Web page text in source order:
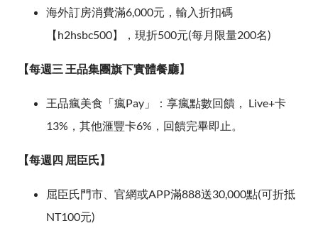
海外訂房消費滿6,000元，輸入折扣碼
【h2hsbc500】，現折500元(每月限量200名)
【每週三 王品集團旗下實體餐廳】
王品瘋美食「瘋Pay」：享瘋點數回饋， Live+卡
13%，其他滙豐卡6%，回饋完畢即止。
【每週四 屈臣氏】
屈臣氏門市、官網或APP滿888送30,000點(可折抵
NT100元)